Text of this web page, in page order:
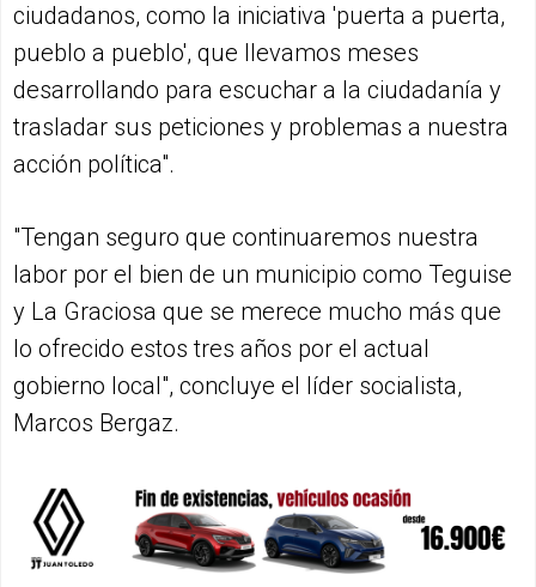
ciudadanos, como la iniciativa 'puerta a puerta,
pueblo a pueblo', que llevamos meses
desarrollando para escuchar a la ciudadanía y
trasladar sus peticiones y problemas a nuestra
acción política".
"Tengan seguro que continuaremos nuestra
labor por el bien de un municipio como Teguise
y La Graciosa que se merece mucho más que
lo ofrecido estos tres años por el actual
gobierno local", concluye el líder socialista,
Marcos Bergaz.